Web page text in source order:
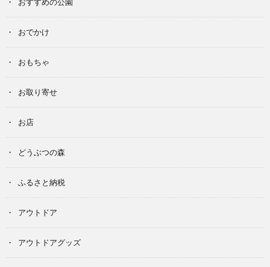
おすすめの公園
おでかけ
おもちゃ
お取り寄せ
お店
どうぶつの森
ふるさと納税
アウトドア
アウトドアグッズ